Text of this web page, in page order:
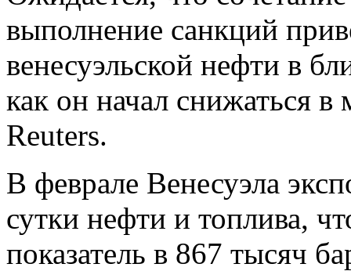
выполнение санкций
венесуэльской нефти в
как он начал снижаться
Reuters.
В феврале Венесуэла
сутки нефти и топлива,
показатель в 867 тысяч